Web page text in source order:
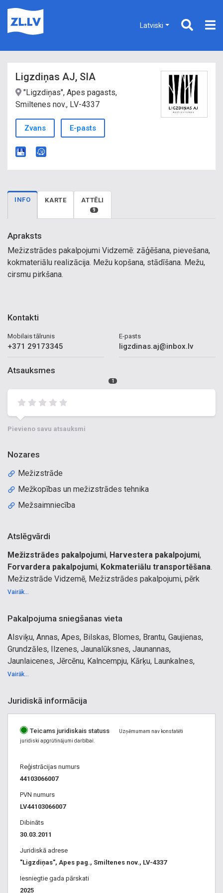
Latviski
Ligzdiņas AJ, SIA
"Ligzdiņas", Apes pagasts,
Smiltenes nov., LV-4337
Zvans E-pasts
INFO KARTE ATTĒLI
9
Apraksts
Mežizstrādes pakalpojumi Vidzemē: zāģēšana, pievešana,
kokmateriālu realizācija. Mežu kopšana, stādīšana. Mežu,
cirsmu pirkšana.
Kontakti
Mobilais tālrunis
+371 29173345
E-pasts
ligzdinas.aj@inbox.lv
Atsauksmes
1
Pievieno savu atsauksmi
Nozares
Mežizstrāde
Mežkopības un mežizstrādes tehnika
Mežsaimniecība
Atslēgvārdi
Mežizstrādes pakalpojumi, Harvestera pakalpojumi,
Forvardera pakalpojumi, Kokmateriālu transportēšana.
Mežizstrāde Vidzemē, Mežizstrādes pakalpojumi, pērk
mežu, pērk cirsmas, Kokvedēja pakalpojumi, Mežizstrāde,
kopšana, mežu stādīšana, cirsmu pirkšana, pērk cirsmas uz
cirsmas, pērkam mežus, jaunaudžu kopšana, apaļkoku
iepirkšana pie ceļa, cirsmu pirkšana īpašumā, Forvardera
pakalpojumi, harvestera pakalpojumi, zāģēšana ar rokas
motorzāģiem, atēnošana, apauguma novākšana, traktora
mežizstrāde Smiltenē
Vairāk...
Pakalpojuma sniegšanas vieta
Alsviķu, Annas, Apes, Bilskas, Blomes, Brantu, Gaujienas,
Grundzāles, Ilzenes, Jaunalūksnes, Jaunannas,
Jaunlaicenes, Jērcēnu, Kalncempju, Kārķu, Launkalnes,
Liepnas, Malienas, Mālupes, Mārkalnes, Palsmanes,
Veclaicenes, Vijciema, Virešu, Zeltiņu, Ziemera, Zvārtavas,
Vairāk...
Juridiskā informācija
Teicams juridiskais statuss
Uzņēmumam nav konstatēti
juridiski apgrūtinājumi darbībai.
Reģistrācijas numurs
44103066007
PVN numurs
LV44103066007
Dibināts
30.03.2011
Juridiskā adrese
"Ligzdiņas", Apes pag., Smiltenes nov., LV-4337
Iesniegtie gada pārskati
2025